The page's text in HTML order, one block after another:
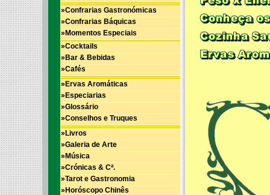
»Confrarias Gastronómicas
»Confrarias Báquicas
»Momentos Especiais
»Cocktails
»Bar & Bebidas
»Cafés
»Ervas Aromáticas
»Especiarias
»Glossário
»Conselhos e Truques
»Livros
»Galeria de Arte
»Música
»Crónicas & Cª.
»Tarot e Gastronomia
»Horóscopo Chinês